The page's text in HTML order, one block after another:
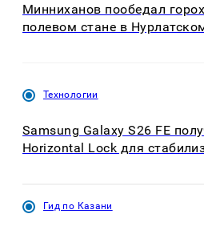
Минниханов пообедал
полевом стане в
Технологии
Samsung Galaxy S26 FE
Horizontal Lock для
Гид по Казани